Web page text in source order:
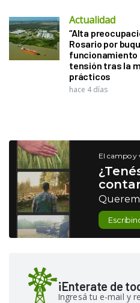
Actualidad
“Alta
Rosario por
funcionamiento
tensión tras la
prácticos
hace 4 días
El campo y
¡Enterate de
Ingresá tu e-mail y